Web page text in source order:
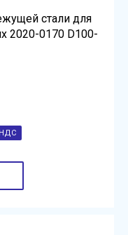
стали для
2020-0170 D100-